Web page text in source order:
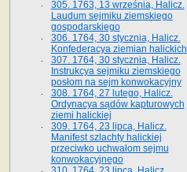
305. 1763, 13 września, Halicz.
Laudum sejmiku ziemskiego
gospodarskiego
306. 1764, 30 stycznia, Halicz.
Konfederacya ziemian halickich
307. 1764, 30 stycznia, Halicz.
Instrukcya sejmiku ziemskiego
posłom na sejm konwokacyjny
308. 1764, 27 lutego, Halicz.
Ordynacya sądów kapturowych
ziemi halickiej
309. 1764, 23 lipca, Halicz.
Manifest szlachty halickiej
przeciwko uchwałom sejmu
konwokacyjnego